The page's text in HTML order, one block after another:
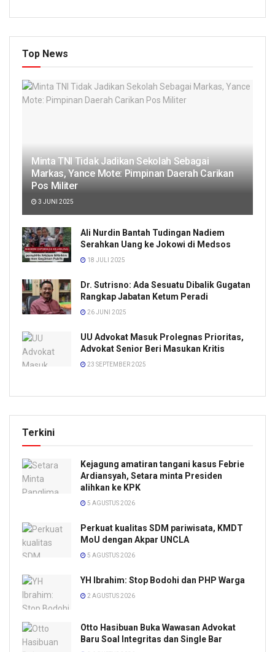
Top News
Minta TNI Tidak Jadikan Sekolah Sebagai
Markas, Yance Mote: Pimpinan Daerah Carikan
Pos Militer
3 JUNI 2025
Ali Nurdin Bantah Tudingan Nadiem
Serahkan Uang ke Jokowi di Medsos
18 JULI 2025
Dr. Sutrisno: Ada Sesuatu Dibalik Gugatan
Rangkap Jabatan Ketum Peradi
26 JUNI 2025
UU Advokat Masuk Prolegnas Prioritas,
Advokat Senior Beri Masukan Kritis
23 SEPTEMBER 2025
Terkini
Kejagung amatiran tangani kasus Febrie
Ardiansyah, Setara minta Presiden
alihkan ke KPK
5 AGUSTUS 2026
Perkuat kualitas SDM pariwisata, KMDT
MoU dengan Akpar UNCLA
5 AGUSTUS 2026
YH Ibrahim: Stop Bodohi dan PHP Warga
2 AGUSTUS 2026
Otto Hasibuan Buka Wawasan Advokat
Baru Soal Integritas dan Single Bar